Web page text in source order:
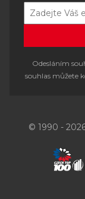
Odesláním
souhlas můžete
© 1990 -